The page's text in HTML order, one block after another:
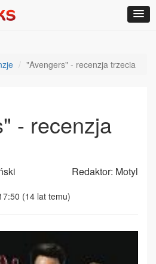
"Avengers" - recenzja trzecia
- recenzja
Redaktor: Motyl
(14 lat temu)